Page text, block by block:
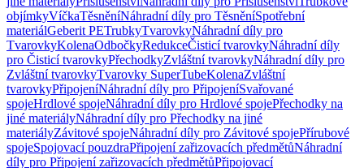
objímkyVíčkaTěsněníNáhradní díly pro TěsněníSpotřební
materiálGeberit PETrubkyTvarovkyNáhradní díly pro
TvarovkyKolenaOdbočkyRedukceČisticí tvarovkyNáhradní díly
pro Čisticí tvarovkyPřechodkyZvláštní tvarovkyNáhradní díly pro
Zvláštní tvarovkyTvarovky SuperTubeKolenaZvláštní
tvarovkyPřipojeníNáhradní díly pro PřipojeníSvařované
spojeHrdlové spojeNáhradní díly pro Hrdlové spojePřechodky na
jiné materiályNáhradní díly pro Přechodky na jiné
materiályZávitové spojeNáhradní díly pro Závitové spojePřírubové
spojeSpojovací pouzdraPřipojení zařizovacích předmětůNáhradní
díly pro Připojení zařizovacích předmětůPřipojovací